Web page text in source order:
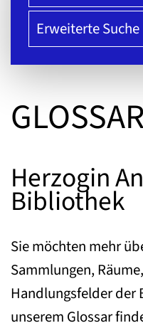
Erweiterte Suche
GLOSSAR
Herzogin
Bibliothek
Sie möchten mehr
Sammlungen,
Handlungsfelder der
unserem Glossar